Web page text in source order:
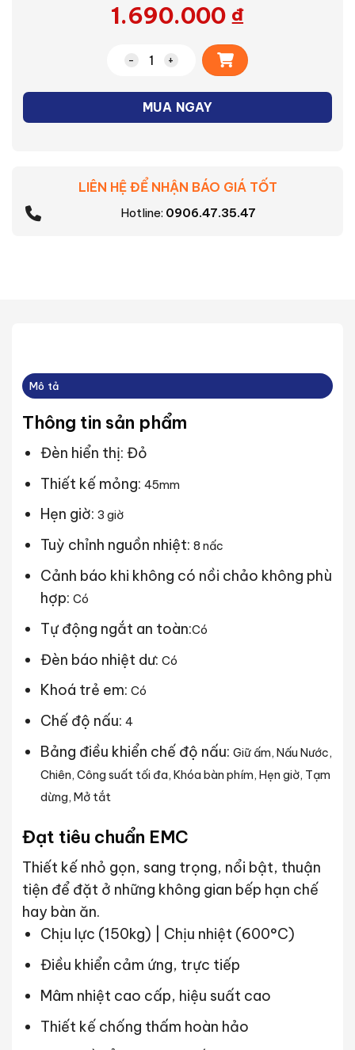
1.690.000 ₫
Bếp từ IC-20S2PV số lượng
MUA NGAY
Alternative:
LIÊN HỆ ĐỂ NHẬN BÁO GIÁ TỐT
Hotline: 0906.47.35.47
Mô tả
Thông tin sản phẩm
Đèn hiển thị: Đỏ
Thiết kế mỏng: 45mm
Hẹn giờ: 3 giờ
Tuỳ chỉnh nguồn nhiệt: 8 nấc
Cảnh báo khi không có nồi chảo không phù
hợp: Có
Tự động ngắt an toàn:Có
Đèn báo nhiệt dư: Có
Khoá trẻ em: Có
Chế độ nấu: 4
Bảng điều khiển chế độ nấu: Giữ ấm, Nấu Nước,
Chiên, Công suất tối đa, Khóa bàn phím, Hẹn giờ, Tạm
dừng, Mở tắt
Đạt tiêu chuẩn EMC
Thiết kế nhỏ gọn, sang trọng, nổi bật, thuận
tiện để đặt ở những không gian bếp hạn chế
hay bàn ăn.
Chịu lực (150kg) | Chịu nhiệt (600°C)
Điều khiển cảm ứng, trực tiếp
Mâm nhiệt cao cấp, hiệu suất cao
Thiết kế chống thấm hoàn hảo